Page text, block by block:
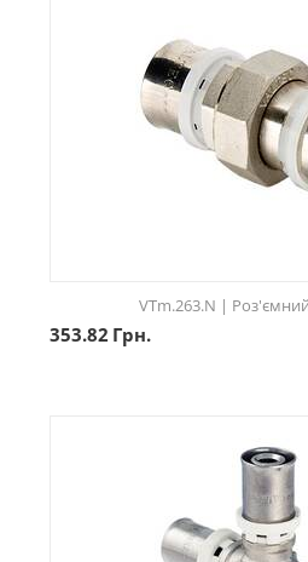
VTm.263.N |
353.82 Грн.